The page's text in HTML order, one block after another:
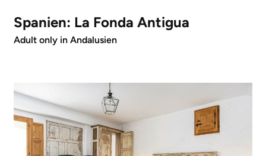
Spanien: La Fonda Antigua
Adult only in Andalusien